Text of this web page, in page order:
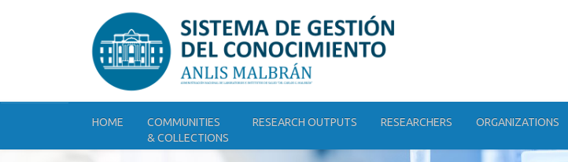
HOME
COMMUNITIES
& COLLECTIONS
RESEARCH OUTPUTS RESEARCHERS ORGANIZATIONS